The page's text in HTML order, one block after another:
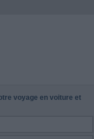
voyage en voiture et